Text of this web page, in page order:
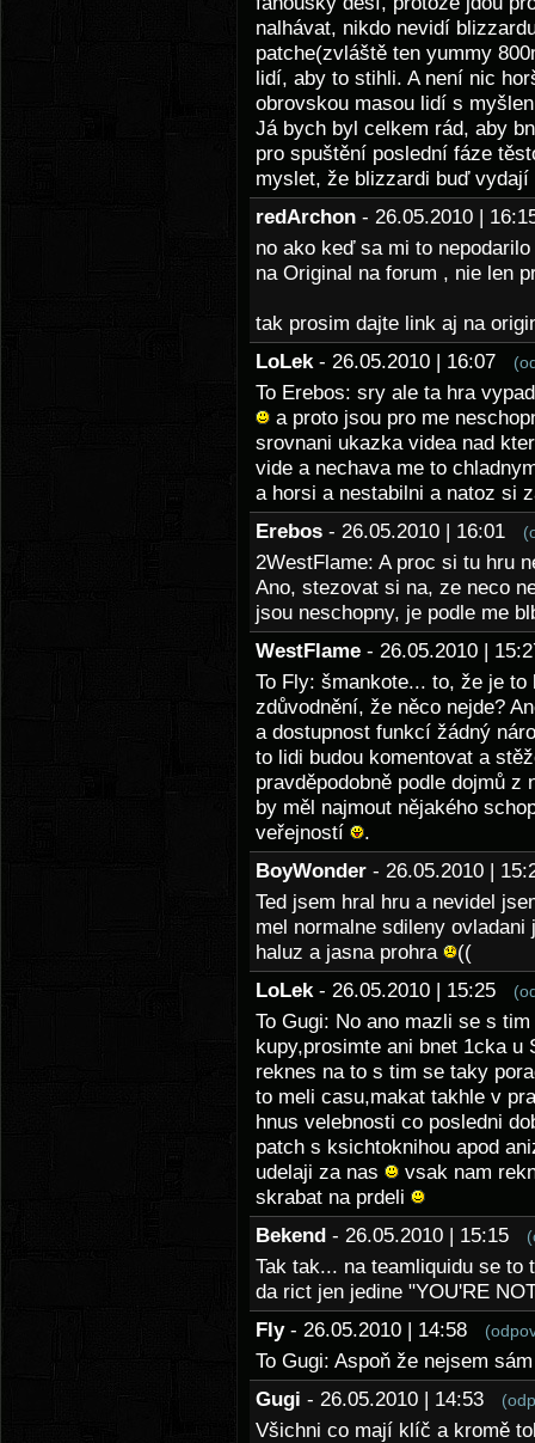
nalhávat, nikdo nevidí
patche(zvláště ten yummy
lidí, aby to stihli. A není nic
obrovskou masou lidí s
Já bych byl celkem rád, aby
pro spuštění poslední fáze
myslet, že blizzardi buď
redArchon - 26.05.2010 |
no ako keď sa mi to
na Original na forum , nie len
tak prosim dajte link aj na
LoLek - 26.05.2010 | 16:07
To Erebos: sry ale ta hra
a proto jsou pro me
srovnani ukazka videa nad
vide a nechava me to
a horsi a nestabilni a natoz si
Erebos - 26.05.2010 | 16:01
2WestFlame: A proc si tu hru
Ano, stezovat si na, ze neco
jsou neschopny, je podle me
WestFlame - 26.05.2010 |
To Fly: šmankote... to, že je
zdůvodnění, že něco nejde?
a dostupnost funkcí žádný
to lidi budou komentovat a
pravděpodobně podle dojmů
by měl najmout nějakého
veřejností
.
BoyWonder - 26.05.2010 |
Ted jsem hral hru a nevidel
mel normalne sdileny
haluz a jasna prohra
((
LoLek - 26.05.2010 | 15:25
To Gugi: No ano mazli se s
kupy,prosimte ani bnet 1cka u
reknes na to s tim se taky
to meli casu,makat takhle v
hnus velebnosti co posledni
patch s ksichtoknihou apod
udelaji za nas
vsak nam
skrabat na prdeli
Bekend - 26.05.2010 | 15:15
Tak tak... na teamliquidu se to
da rict jen jedine "YOU'RE
Fly - 26.05.2010 | 14:58
To Gugi: Aspoň že nejsem
Gugi - 26.05.2010 | 14:53
Všichni co mají klíč a kromě